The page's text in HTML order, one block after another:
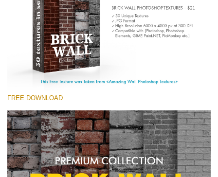
Brick Wall
(30 Textures)
Large 6000*4000px
Entire Collection
Ücretsiz indirin
FREE DOWNLOAD